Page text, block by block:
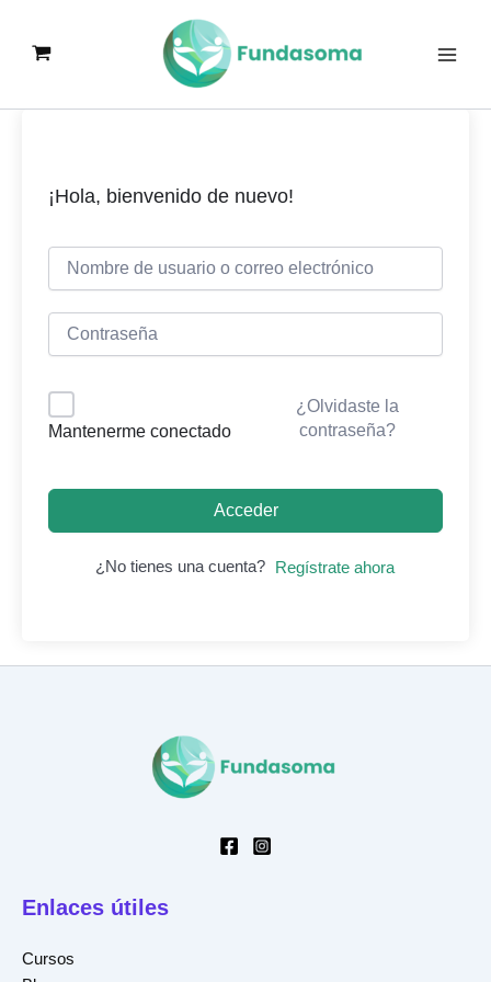
contenido
¡Hola, bienvenido de nuevo!
Mantenerme conectado
¿Olvidaste la
contraseña?
Acceder
¿No tienes una cuenta? Regístrate ahora
Enlaces útiles
Cursos